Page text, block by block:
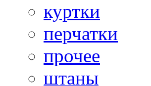
куртки
перчатки
прочее
штаны